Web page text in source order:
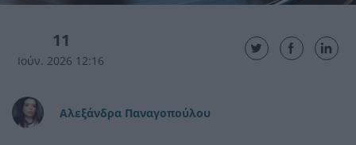
11
Ιούν. 2026 12:16
Αλεξάνδρα Παναγοπούλου